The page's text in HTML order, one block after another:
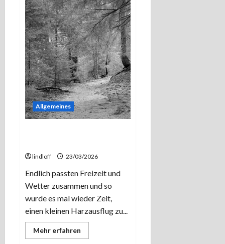
Allgemeines
lindloff 23/03/2026
Endlich passten Freizeit und
Wetter zusammen und so
wurde es mal wieder Zeit,
einen kleinen Harzausflug zu...
Mehr erfahren
Informationen